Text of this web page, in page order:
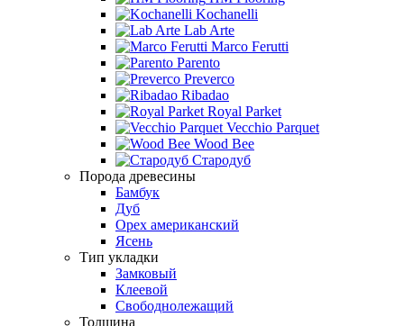
Kochanelli
Lab Arte
Marco Ferutti
Parento
Preverco
Ribadao
Royal Parket
Vecchio Parquet
Wood Bee
Стародуб
Порода древесины
Бамбук
Дуб
Орех американский
Ясень
Тип укладки
Замковый
Клеевой
Свободнолежащий
Толщина